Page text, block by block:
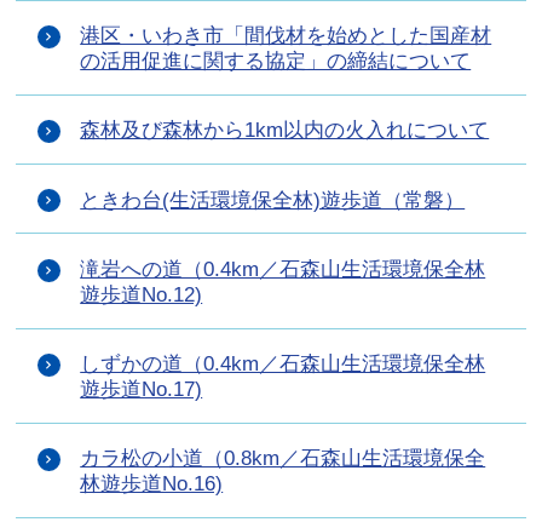
港区・いわき市「間伐材を始めとした国産材
の活用促進に関する協定」の締結について
森林及び森林から1km以内の火入れについて
ときわ台(生活環境保全林)遊歩道（常磐）
滝岩への道（0.4km／石森山生活環境保全林
遊歩道No.12)
しずかの道（0.4km／石森山生活環境保全林
遊歩道No.17)
カラ松の小道（0.8km／石森山生活環境保全
林遊歩道No.16)